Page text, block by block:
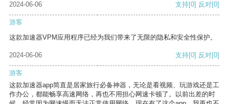
2024-06-06
支持[0] 反对[0]
游客
这款加速器VPM应用程序已经为我们带来了无限的隐私和安全性保护。
2024-06-06 支持[0] 反对[0]
游客
这款加速器app简直是居家旅行必备神器，无论是看视频、玩游戏还是工
作办公，都能畅享高速网络，再也不用担心网速卡顿了。以前出差的时